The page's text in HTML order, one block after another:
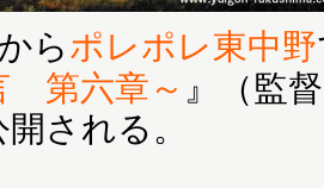
らポレポレ東中野
第六章～ 』（監
される。